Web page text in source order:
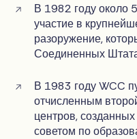
В 1982 году около
участие в
разоружение,
Соединенных
В 1983 году WCC
отчисленным
центров,
советом по